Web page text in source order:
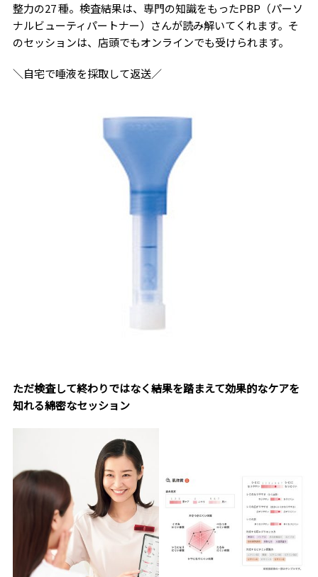
整力の27 種。検査結果は、専門の知識をもったPBP（パーソ
ナルビューティパートナー）さんが読み解いてくれます。そ
のセッションは、店頭でもオンラインでも受けられます。
＼自宅で唾液を採取して返送／
ただ検査して終わりではなく結果を踏まえて効果的なケアを
知れる綿密なセッション